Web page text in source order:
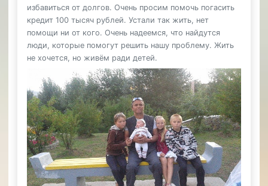
избавиться от долгов. Очень просим помочь погасить
кредит 100 тысяч рублей. Устали так жить, нет
помощи ни от кого. Очень надеемся, что найдутся
люди, которые помогут решить нашу проблему. Жить
не хочется, но живём ради детей.